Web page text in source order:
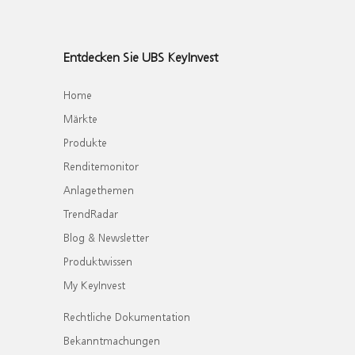
Entdecken Sie UBS KeyInvest
Home
Märkte
Produkte
Renditemonitor
Anlagethemen
TrendRadar
Blog & Newsletter
Produktwissen
My KeyInvest
Rechtliche Dokumentation
Bekanntmachungen